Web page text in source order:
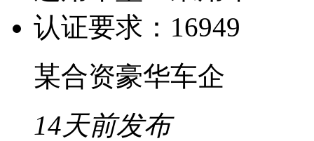
认证要求： 16949
某合资豪华车企
14天前发布